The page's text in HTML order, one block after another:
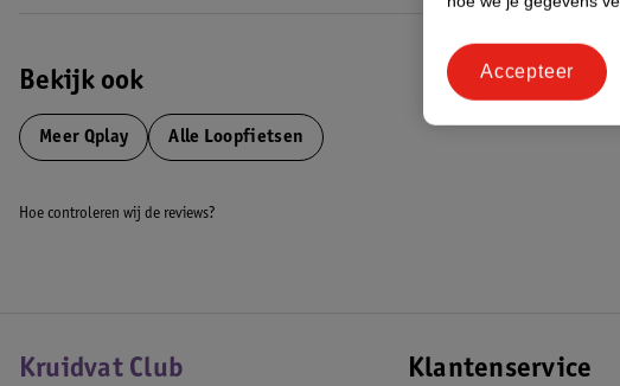
Bekijk ook
Meer Qplay Alle Loopfietsen
Hoe controleren wij de reviews?
Kruidvat Club Klantenservice
Accepteer